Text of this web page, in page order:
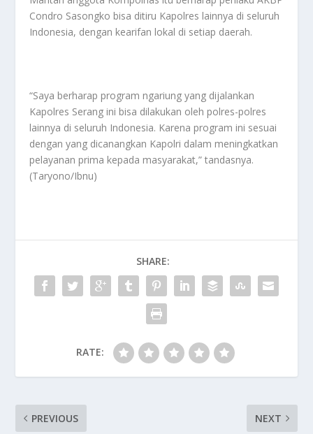
Condro Sasongko bisa ditiru Kapolres lainnya di seluruh
Indonesia, dengan kearifan lokal di setiap daerah.
“Saya berharap program ngariung yang dijalankan
Kapolres Serang ini bisa dilakukan oleh polres-polres
lainnya di seluruh Indonesia. Karena program ini sesuai
dengan yang dicanangkan Kapolri dalam meningkatkan
pelayanan prima kepada masyarakat,” tandasnya.
(Taryono/Ibnu)
SHARE:
RATE:
PREVIOUS NEXT